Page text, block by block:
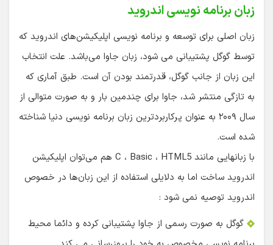
زبان برنامه نویسی اندروید
زبان اصلی برای توسعه و برنامه نویسی اپلیکیشن‌های اندروید که
توسط گوگل پشتیبانی می شود، زبان جاوا می‌باشد. علت انتخاب
این زبان از جانب گوگل، قدرتمند بودن آن است. طبق آماری که
به تازگی منتشر شد، جاوا برای چندمین بار و به صورت متوالی از
سال ۲۰۰۹ به عنوان پرکاربردترین زبان برنامه نویسی دنیا شناخته
شده است.
با زبانهایی مانند C ، Basic ، HTML5 هم می‌توان اپلیکیشن
اندروید ساخت اما به دلایلی استفاده از این زبان‌ها در خصوص
اندروید توصیه نمی شود :
گوگل به صورت رسمی از جاوا پشتیبانی کرده و دائما محیط